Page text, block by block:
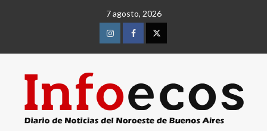
7 agosto, 2026
InstagramFacebookTwitter